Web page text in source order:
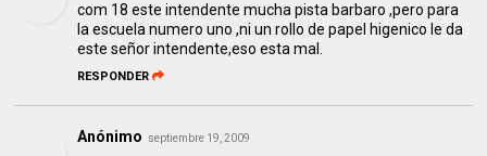
com 18 este intendente mucha pista barbaro ,pero para
la escuela numero uno ,ni un rollo de papel higenico le da
este señor intendente,eso esta mal.
RESPONDER
Anónimo septiembre 19, 2009